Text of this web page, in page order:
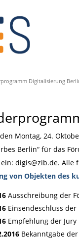
Digitalisierung
Montag, 24.
Berlin“ für das
digis@zib.de.
von Objekten des
Ausschreibung der
Einsendeschluss der
Empfehlung der Jury
Bekanntgabe